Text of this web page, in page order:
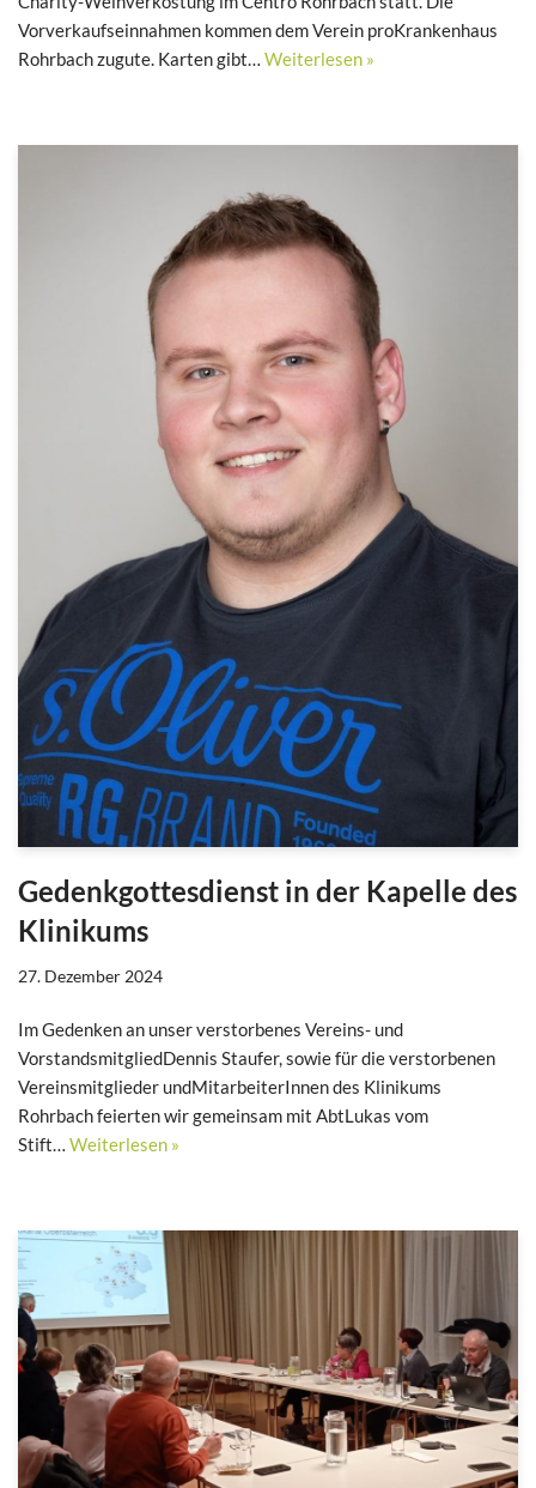
Vorverkaufseinnahmen kommen dem Verein proKrankenhaus
Rohrbach zugute. Karten gibt… Weiterlesen »
Gedenkgottesdienst in der Kapelle des
Klinikums
27. Dezember 2024
Im Gedenken an unser verstorbenes Vereins- und
VorstandsmitgliedDennis Staufer, sowie für die verstorbenen
Vereinsmitglieder undMitarbeiterInnen des Klinikums
Rohrbach feierten wir gemeinsam mit AbtLukas vom
Stift… Weiterlesen »